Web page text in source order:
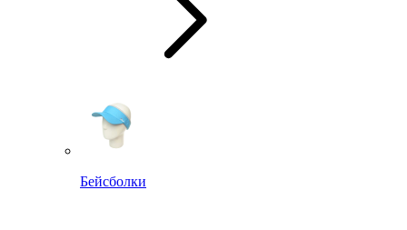
Бейсболки